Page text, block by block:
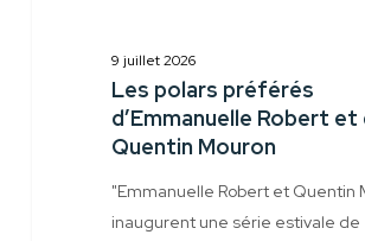
9 juillet 2026
Les polars préférés
d’Emmanuelle Robert et
Quentin Mouron
"Emmanuelle Robert et Quentin
inaugurent une série estivale de